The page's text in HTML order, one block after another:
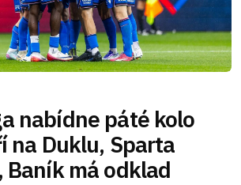
nabídne páté kolo
na Duklu, Sparta
Baník má odklad